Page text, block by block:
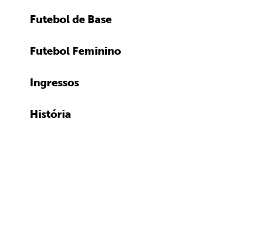
Futebol de Base
Futebol Feminino
Ingressos
História